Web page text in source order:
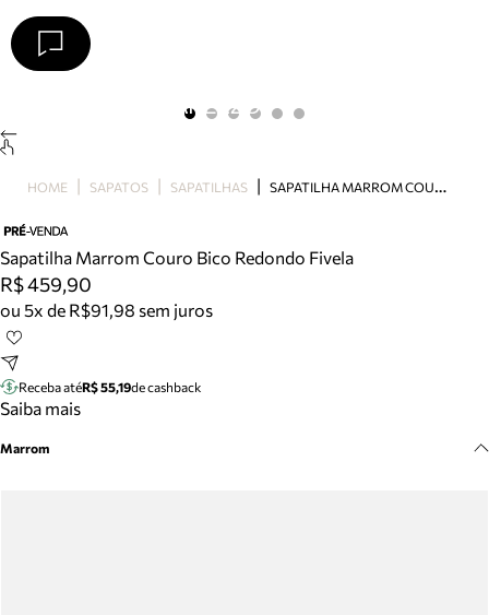
Papete
Scarpin
Mocassim
Bolsa
Sapatilha
Tamanco
Mule
Rasteira
Arezzo
HOME SAPATOS SAPATILHAS S
APATILHA MARROM COURO BICO REDONDO FIVELA
Sapatilha Marrom Couro Bico Redondo Fivela
R$ 459,90
ou 5x de R$91,98 sem juros
Receba atéR$ 55,19de cashback
Saiba mais
Marrom